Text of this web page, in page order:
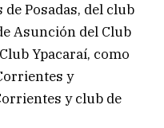
Posadas, del club
Asunción del Club
Ypacaraí, como
y
y club de